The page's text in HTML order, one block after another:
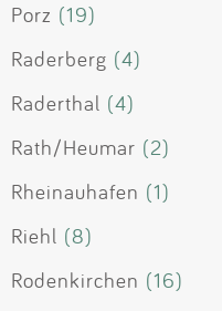
Porz (19)
Raderberg (4)
Raderthal (4)
Rath/Heumar (2)
Rheinauhafen (1)
Riehl (8)
Rodenkirchen (16)